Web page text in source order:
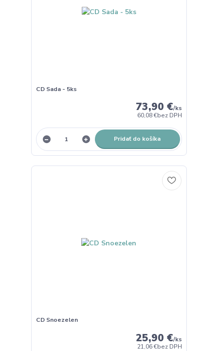
CD Sada - 5ks
73,90 €/ks
60,08 €bez DPH
Pridať do košíka
CD Snoezelen
25,90 €/ks
21,06 €bez DPH